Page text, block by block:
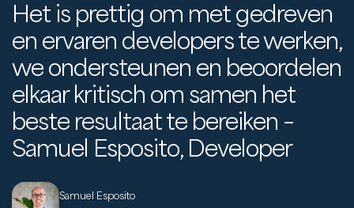
Het is prettig om met gedreven
en ervaren developers te werken,
we ondersteunen en beoordelen
elkaar kritisch om samen het
beste resultaat te bereiken –
Samuel Esposito, Developer
Samuel Esposito